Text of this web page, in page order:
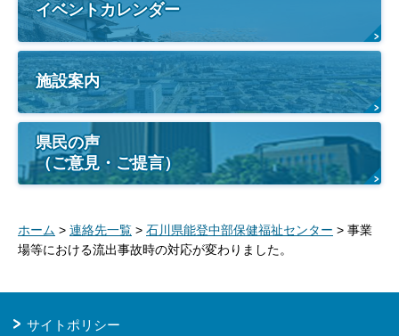
イベントカレンダー
施設案内
県民の声
（ご意見・ご提言）
ホーム > 連絡先一覧 > 石川県能登中部保健福祉センター > 事業
場等における流出事故時の対応が変わりました。
サイトポリシー